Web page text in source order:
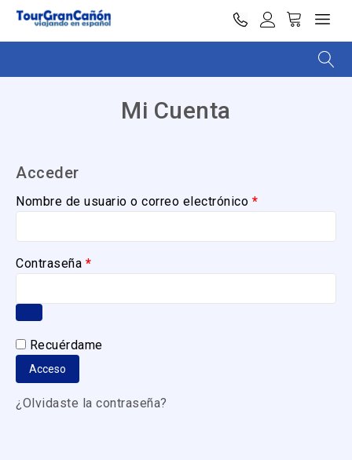
Mi Cuenta
Acceder
Nombre de usuario o correo electrónico *
Contraseña *
Recuérdame
Acceso
¿Olvidaste la contraseña?